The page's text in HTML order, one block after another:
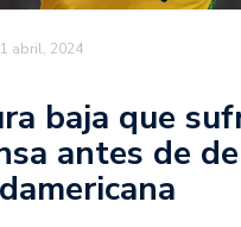
1 abril, 2024
baja que
antes de